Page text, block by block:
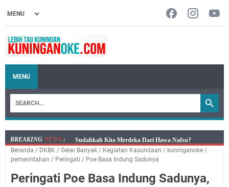
MENU
BREAKING NEWS :
Info Sembako di Pasar Kepuh Kuningan Kamis 6
Agustus 2026, Daging Naik, Telur Turun
2026 Ada Tiga Acara
Beranda / DKBK / Gelar Banyak / Kegiatan Kasundaan / kuninganoke /
pemerintahan / Peringati / Poe Basa Indung Sadunya
Peringati Poe Basa Indung Sadunya,